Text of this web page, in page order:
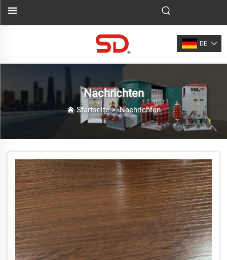
DE
Nachrichten
Startseite>Nachrichten